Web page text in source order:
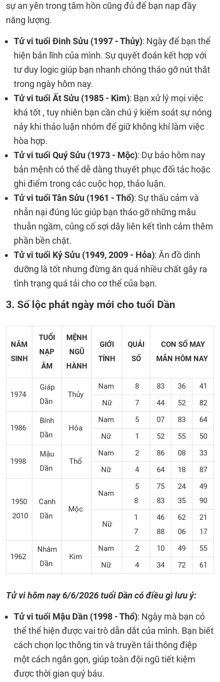
sự an yên trong tâm hồn cũng đủ để bạn nạp đầy
năng lượng.
Tử vi tuổi Đinh Sửu (1997 - Thủy): Ngày để bạn thể
hiện bản lĩnh của mình. Sự quyết đoán kết hợp với
tư duy logic giúp bạn nhanh chóng tháo gỡ nút thắt
trong ngày hôm nay.
Tử vi tuổi Ất Sửu (1985 - Kim): Bạn xử lý mọi việc
khá tốt , tuy nhiên bạn cần chú ý kiểm soát sự nóng
nảy khi thảo luận nhóm để giữ không khí làm việc
hòa hợp.
Tử vi tuổi Quý Sửu (1973 - Mộc): Dự báo hôm nay
bản mệnh có thể dễ dàng thuyết phục đối tác hoặc
ghi điểm trong các cuộc họp, thảo luận.
Tử vi tuổi Tân Sửu (1961 - Thổ): Sự thấu cảm và
nhẫn nại đúng lúc giúp bạn tháo gỡ những mâu
thuẫn ngầm, củng cố sợi dây liên kết tình cảm thêm
phần bền chặt.
Tử vi tuổi Kỷ Sửu (1949, 2009 - Hỏa): Ăn đồ dinh
dưỡng là tốt nhưng đừng ăn quá nhiều chất gây ra
tình trạng quá tải cho cơ thể của bạn.
3. Số lộc phát ngày mới cho tuổi Dần
NĂM
SINH
TUỔI
NẠP
ÂM
MỆNH
NGŨ
HÀNH
GIỚI
TÍNH
QUÁI
SỐ
CON SỐ MAY
MẮN HÔM NAY
1974
Giáp
Dần
Thủy
Nam 8 83 36
41
Nữ
7 44 52 82
1986
Bính
Dần
Hỏa
Nam 5 07 83
64
Nữ
1 52 55 50
1998
Mậu
Dần
Thổ
Nam 2 86 08
33
Nữ
4 64 18 87
1950
2010
Canh
Dần
Mộc
Nam
5
8
75
83
24
35
49
90
Nữ
1
7
46
88
62
06
21
17
1962
Nhâm
Dần
Kim
Nam 2 10 49
55
Nữ
4 34 72 61
Tử vi hôm nay 6/6/2026 tuổi Dần có điều gì lưu ý:
Tử vi tuổi Mậu Dần (1998 - Thổ): Ngày mà bạn có
thể thể hiện được vai trò dẫn dắt của mình. Bạn biết
cách chọn lọc thông tin và truyền tải thông điệp
một cách ngắn gọn, giúp toàn đội ngũ tiết kiệm
được thời gian quý báu.